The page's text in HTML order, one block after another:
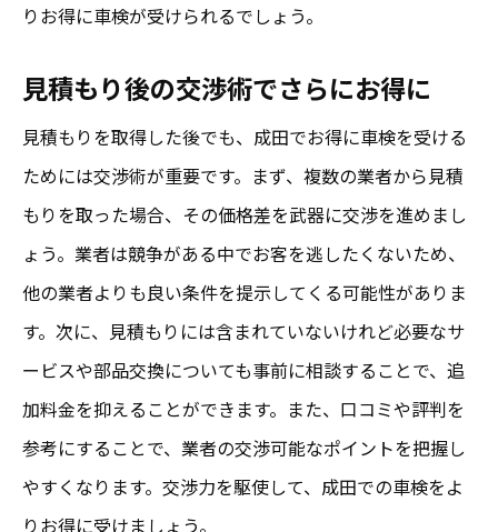
りお得に車検が受けられるでしょう。
見積もり後の交渉術でさらにお得に
見積もりを取得した後でも、成田でお得に車検を受ける
ためには交渉術が重要です。まず、複数の業者から見積
もりを取った場合、その価格差を武器に交渉を進めまし
ょう。業者は競争がある中でお客を逃したくないため、
他の業者よりも良い条件を提示してくる可能性がありま
す。次に、見積もりには含まれていないけれど必要なサ
ービスや部品交換についても事前に相談することで、追
加料金を抑えることができます。また、口コミや評判を
参考にすることで、業者の交渉可能なポイントを把握し
やすくなります。交渉力を駆使して、成田での車検をよ
りお得に受けましょう。